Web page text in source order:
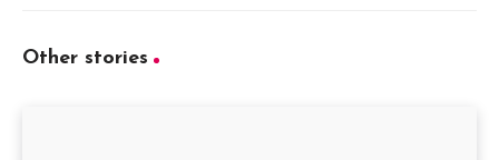
Other stories